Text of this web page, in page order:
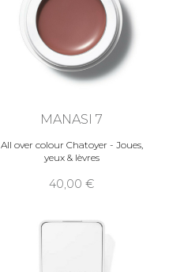
MANASI 7
All over colour Chatoyer - Joues,
yeux & lèvres
40,00